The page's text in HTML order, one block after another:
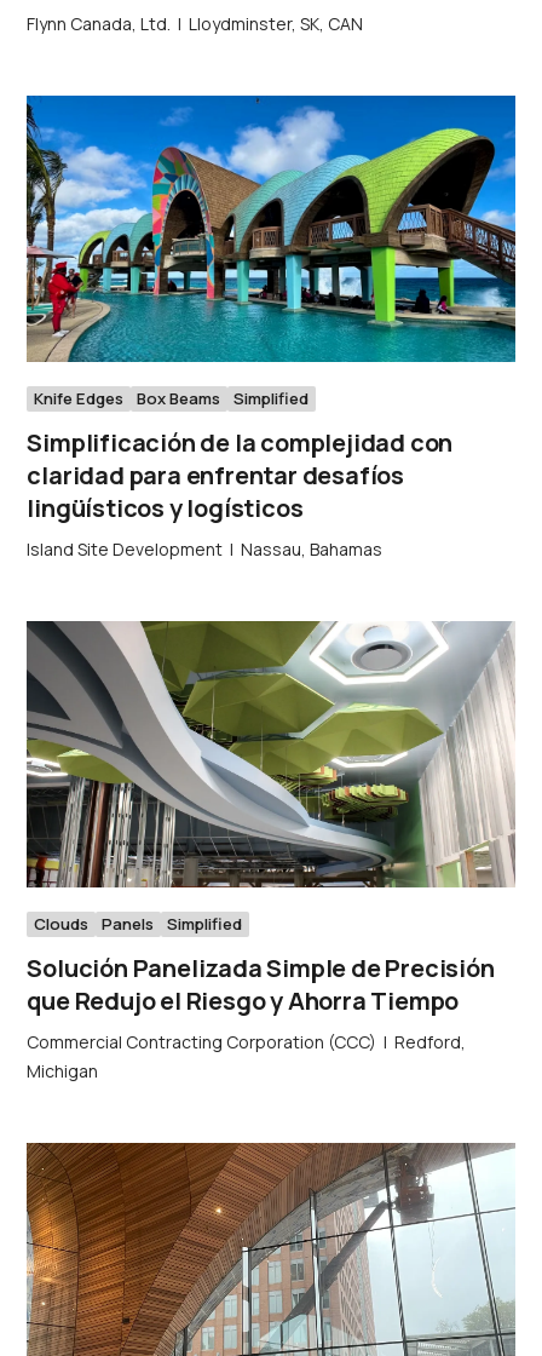
Flynn Canada, Ltd. |Lloydminster, SK, CAN
Knife Edges Box Beams Simplified
Simplificación de la complejidad con
claridad para enfrentar desafíos
lingüísticos y logísticos
Island Site Development |Nassau, Bahamas
Clouds Panels Simplified
Solución Panelizada Simple de Precisión
que Redujo el Riesgo y Ahorra Tiempo
Commercial Contracting Corporation (CCC) |Redford,
Michigan